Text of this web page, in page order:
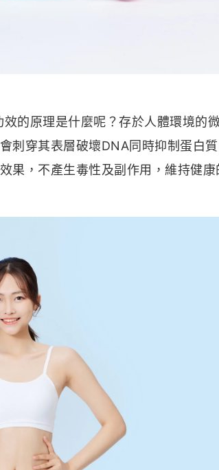
原理是什麼呢？存於人體環境的
刺穿其表層破壞DNA同時抑制蛋白
果，不產生毒性及副作用，維持健康